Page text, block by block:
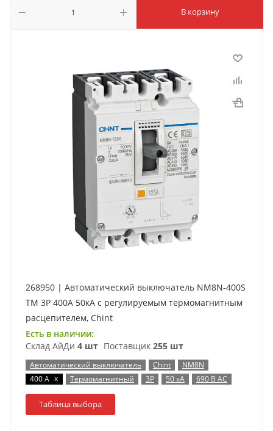
В корзину
268950 | Автоматический выключатель NM8N-400S
TM 3P 400А 50кА с регулируемым термомагнитным
расцепителем, Chint
Есть в наличии:
Склад АйДи 4 шт Поставщик 255 шт
Автоматический выключатель Chint
NM8N
400 А x Термомагнитный 3P 50 кА 690 В AC
Таблица выбора